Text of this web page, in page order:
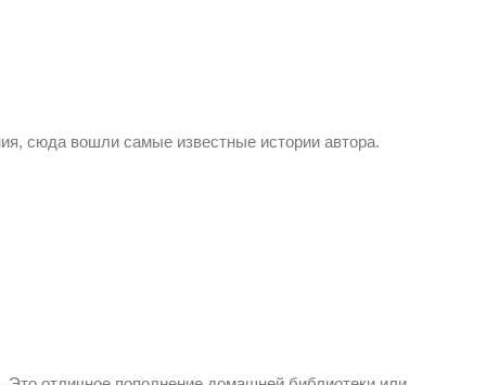
сюда вошли самые известные истории автора.